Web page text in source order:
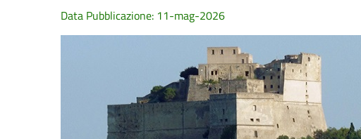
Data Pubblicazione: 11-mag-2026